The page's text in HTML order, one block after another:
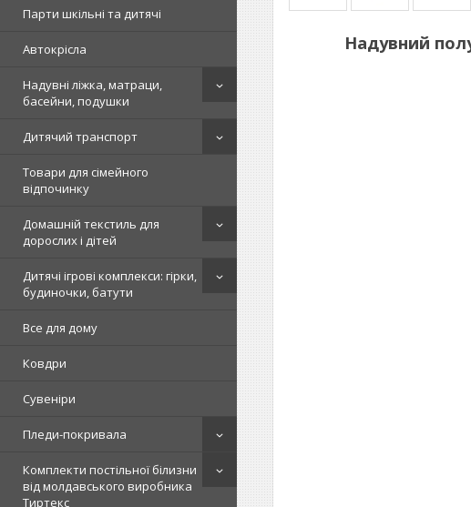
Парти шкільні та дитячі
Автокрісла
Надувні ліжка, матраци,
басейни, подушки
Дитячий транспорт
Товари для сімейного
відпочинку
Домашній текстиль для
дорослих і дітей
Дитячі ігрові комплекси: гірки,
будиночки, батути
Все для дому
Ковдри
Сувеніри
Пледи-покривала
Комплекти постільної білизни
від молдавського виробника
Тиртекс
Надувний